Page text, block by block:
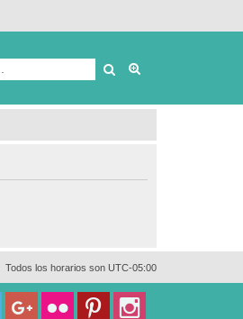
Buscar
Todos los horarios son UTC-05:00